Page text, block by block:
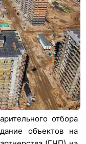
отбора
объектов на